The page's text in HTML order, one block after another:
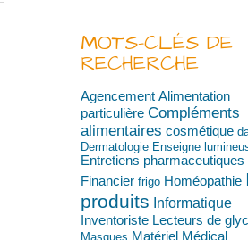
MOTS-CLÉS DE
RECHERCHE
Agencement Alimentation
particulière Compléments
alimentaires cosmétique
Dermatologie Enseigne
Entretiens pharmaceutiques
Financier frigo Homéopathie
produits Informatique
Inventoriste Lecteurs de
Masques Matériel Médical